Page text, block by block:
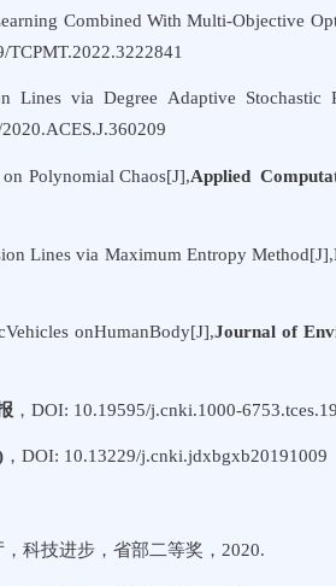
Combined With Multi-Objective
TCPMT.2022.3222841
via Degree Adaptive Stochastic
Polynomial Chaos[J],Applied
Lines via Maximum Entropy Method[J],
onHumanBody[J],Journal of
，DOI: 10.19595/j.cnki.1000-
，DOI: 10.13229/j.cnki.jdxbgxb20191009
科技进步，省部二等奖，2020.